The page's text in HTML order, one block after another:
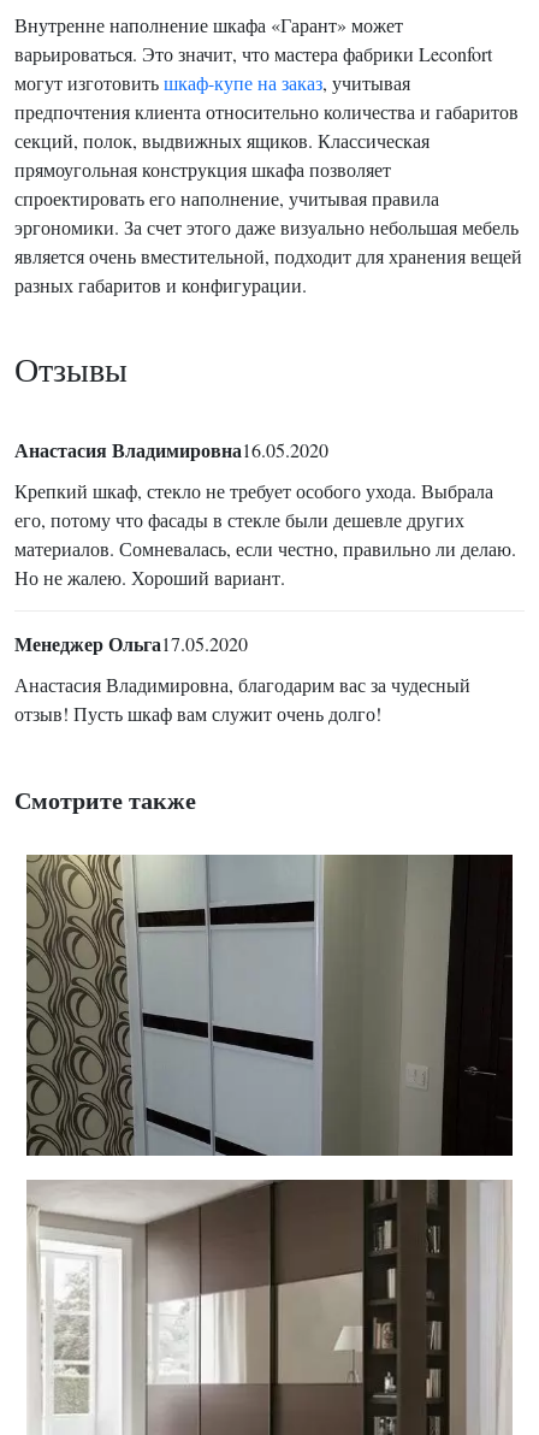
Внутренне наполнение шкафа «Гарант» может
варьироваться. Это значит, что мастера фабрики Leconfort
могут изготовитьшкаф-купе на заказ, учитывая
предпочтения клиента относительно количества и габаритов
секций, полок, выдвижных ящиков. Классическая
прямоугольная конструкция шкафа позволяет
спроектировать его наполнение, учитывая правила
эргономики. За счет этого даже визуально небольшая мебель
является очень вместительной, подходит для хранения вещей
разных габаритов и конфигурации.
Отзывы
Анастасия Владимировна16.05.2020
Крепкий шкаф, стекло не требует особого ухода. Выбрала
его, потому что фасады в стекле были дешевле других
материалов. Сомневалась, если честно, правильно ли делаю.
Но не жалею. Хороший вариант.
Менеджер Ольга17.05.2020
Анастасия Владимировна, благодарим вас за чудесный
отзыв! Пусть шкаф вам служит очень долго!
Смотрите также